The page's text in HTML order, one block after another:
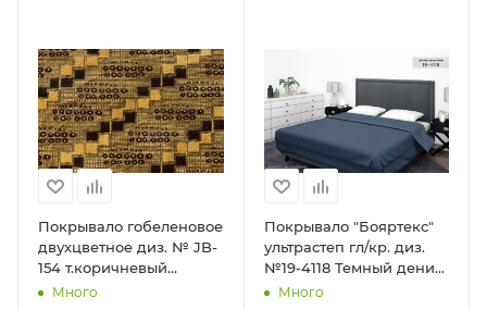
Покрывало гобеленовое
двухцветное диз. № JB-
154 т.коричневый
(150х200)
Много
Покрывало "Бояртекс"
ультрастеп гл/кр. диз.
№19-4118 Темный деним
(верх/низ темный
Много